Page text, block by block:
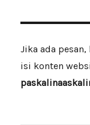
Jika ada
isi konten